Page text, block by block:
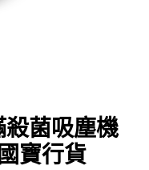
菌吸塵機
寶行貨